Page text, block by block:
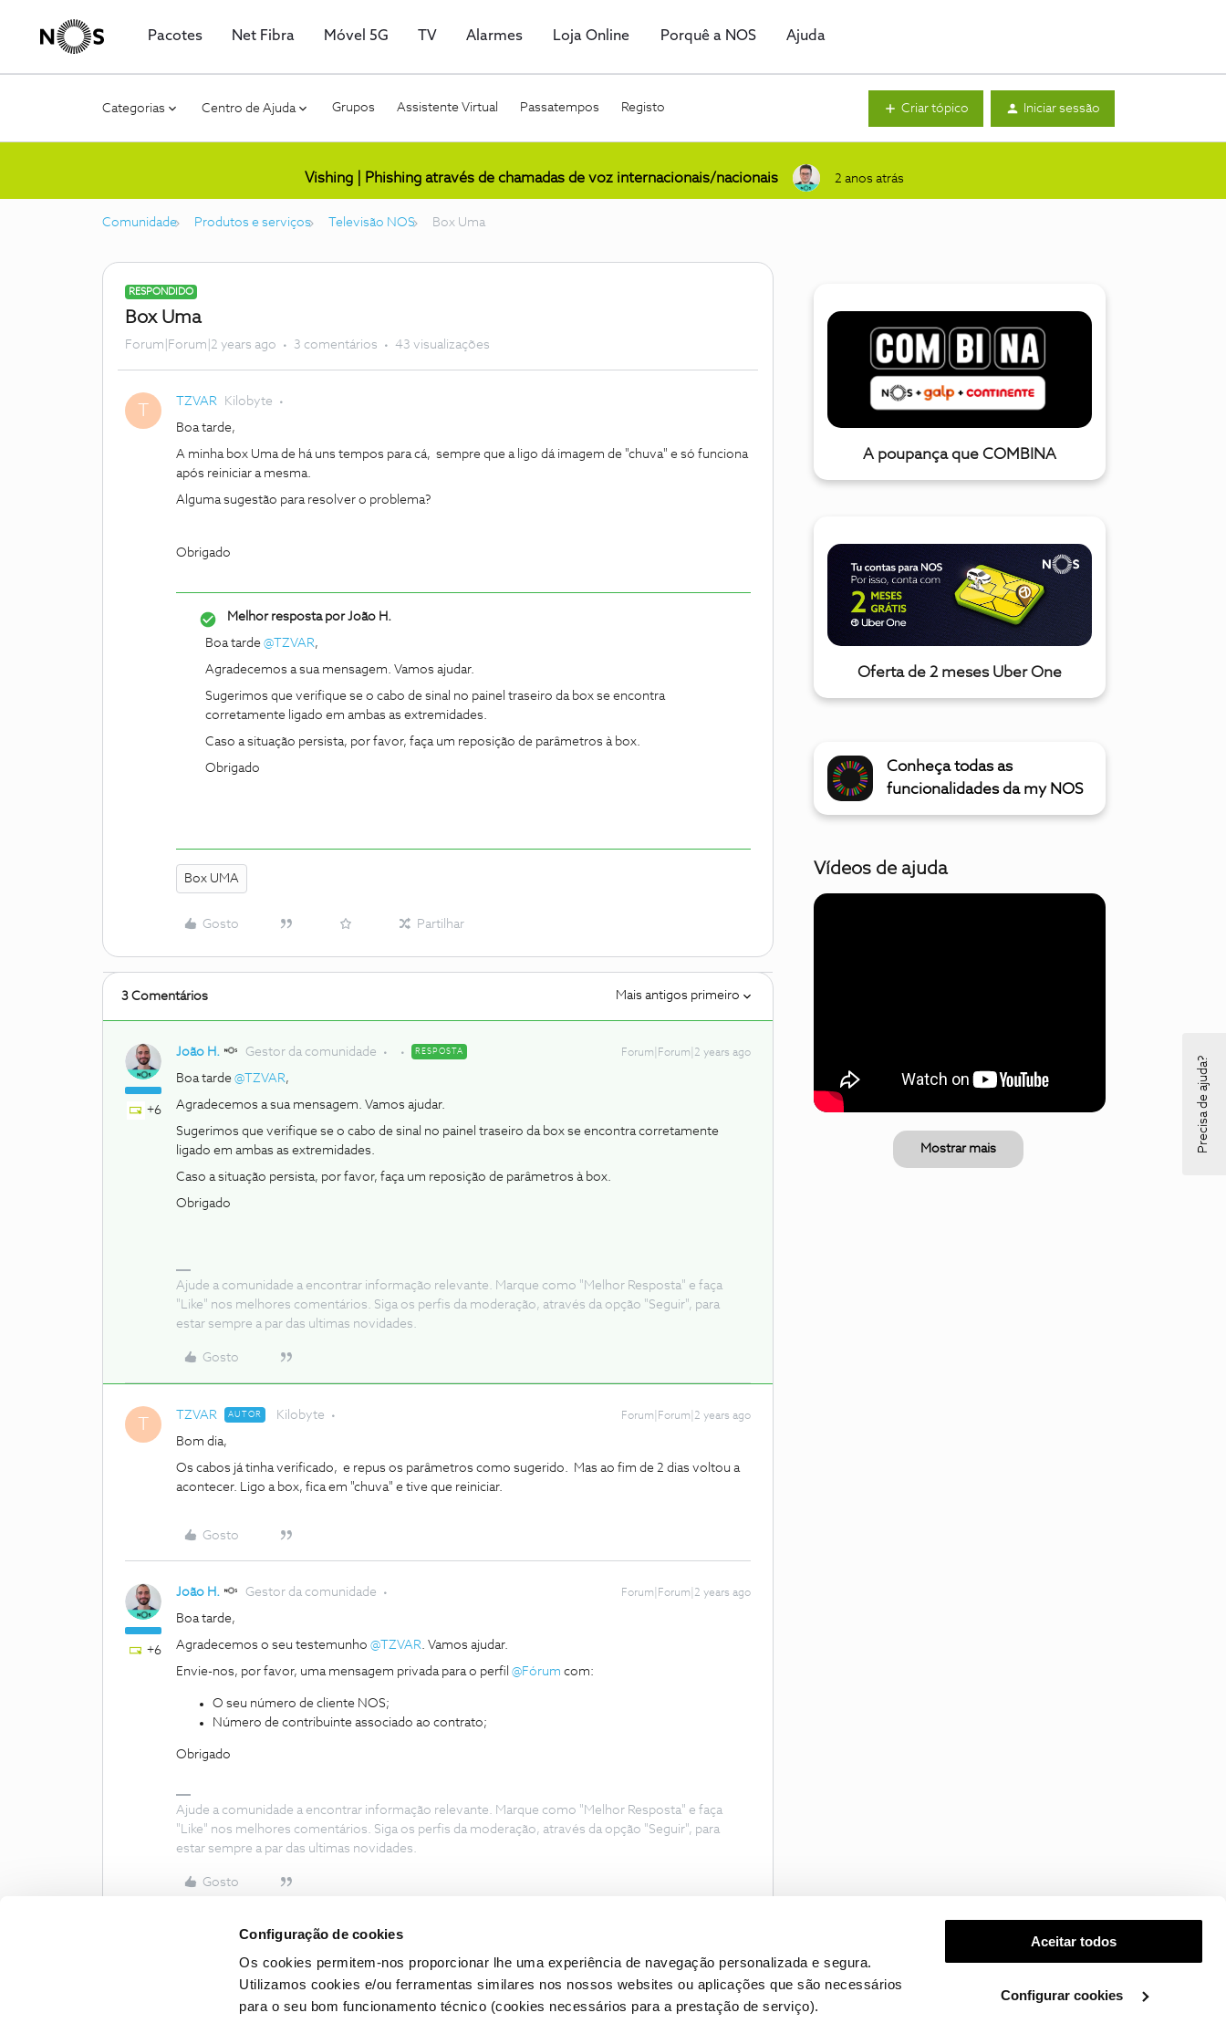
Configuração de cookies
Os cookies permitem-nos proporcionar lhe uma experiência de navegação personalizada e segura.
Utilizamos cookies e/ou ferramentas similares nos nossos websites ou aplicações que são necessários
para o seu bom funcionamento técnico (cookies necessários para a prestação de serviço).
Aceitar todos
Configurar cookies
Pacotes Net Fibra Móvel 5G TV Alarmes Loja Online Porquê a NOS Ajuda
Categorias Centro de Ajuda Grupos Assistente Virtual Passatempos Registo Criar tópico Iniciar sessão
Vishing | Phishing através de chamadas de voz internacionais/nacionais 2 anos atrás
Comunidade Produtos e serviços Televisão NOS Box Uma
RESPONDIDO
Box Uma
Forum|Forum|2 years ago 3 comentários 43 visualizações
TZVAR Kilobyte
Boa tarde,
A minha box Uma de há uns tempos para cá, sempre que a ligo dá imagem de "chuva" e só funciona
após reiniciar a mesma.
Alguma sugestão para resolver o problema?
Obrigado
Melhor resposta porJoão H.
Boa tarde @TZVAR,
Agradecemos a sua mensagem. Vamos ajudar.
Sugerimos que verifique se o cabo de sinal no painel traseiro da box se encontra
corretamente ligado em ambas as extremidades.
Caso a situação persista, por favor, faça um reposição de parâmetros à box.
Obrigado
Box UMA
Gosto Partilhar
3 Comentários Mais antigos primeiro
+6
João H. Gestor da comunidade RESPOSTA Forum|Forum|2 years ago
Boa tarde @TZVAR,
Agradecemos a sua mensagem. Vamos ajudar.
Sugerimos que verifique se o cabo de sinal no painel traseiro da box se encontra corretamente
ligado em ambas as extremidades.
Caso a situação persista, por favor, faça um reposição de parâmetros à box.
Obrigado
Ajude a comunidade a encontrar informação relevante. Marque como "Melhor Resposta" e faça
"Like" nos melhores comentários. Siga os perfis da moderação, através da opção "Seguir", para
estar sempre a par das ultimas novidades.
Gosto
TZVAR AUTOR Kilobyte Forum|Forum|2 years ago
Bom dia,
Os cabos já tinha verificado, e repus os parâmetros como sugerido. Mas ao fim de 2 dias voltou a
acontecer. Ligo a box, fica em "chuva" e tive que reiniciar.
Gosto
+6
João H. Gestor da comunidade Forum|Forum|2 years ago
Boa tarde,
Agradecemos o seu testemunho @TZVAR. Vamos ajudar.
Envie-nos, por favor, uma mensagem privada para o perfil @Fórum com:
O seu número de cliente NOS;
Número de contribuinte associado ao contrato;
Obrigado
Ajude a comunidade a encontrar informação relevante. Marque como "Melhor Resposta" e faça
"Like" nos melhores comentários. Siga os perfis da moderação, através da opção "Seguir", para
estar sempre a par das ultimas novidades.
Gosto
A poupança que COMBINA
Oferta de 2 meses Uber One
Conheça todas as
funcionalidades da my NOS
Vídeos de ajuda
Mostrar mais Precisa de ajuda?